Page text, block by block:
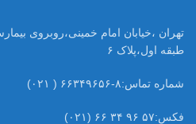
طبقه اول،پلاک ۶
شماره تماس:۸-۶۶۳۴۹۶۵۶ ( ۰۲۱)
فکس:۵۷ ۹۶ ۳۴ ۶۶ (۰۲۱)